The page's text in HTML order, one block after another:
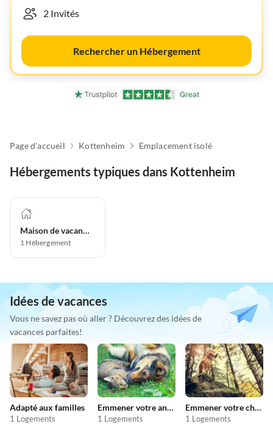
Rechercher un Hébergement
Page d'accueil Kottenheim Emplacement isolé
Hébergements typiques dans Kottenheim
Maison de vacances
1 Hébergement
Idées de vacances
Vous ne savez pas où aller ? Découvrez des idées de
vacances parfaites!
Adapté aux familles
1 Logements
Emmener votre animal en vacances
1 Logements
Emmener votre chien en vacances
1 Logements